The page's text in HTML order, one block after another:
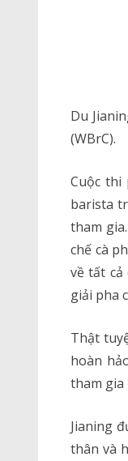
Du
(WBrC).
Cuộc thi
barista
tham
chế cà
về tất cả
giải pha
Thật
hoàn
tham gia
Jianing
thân và